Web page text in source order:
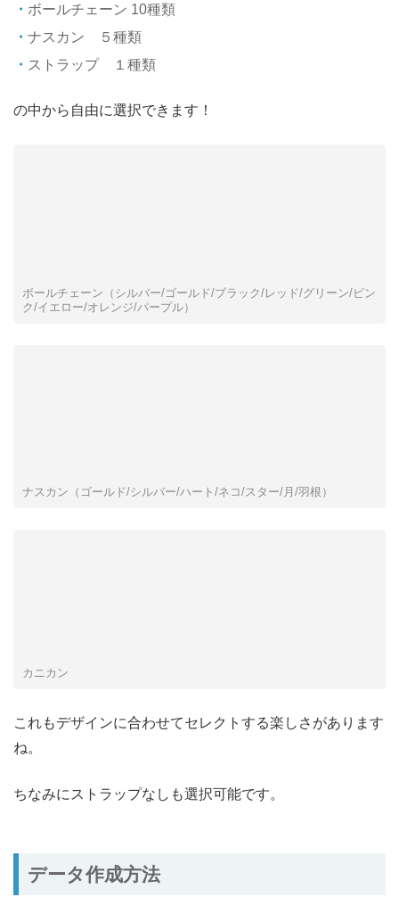
ボールチェーン 10種類
ナスカン ５種類
ストラップ １種類
の中から自由に選択できます！
ボールチェーン（シルバー/ゴールド/ブラック/レッド/グリーン/ピン
ク/イエロー/オレンジ/パープル）
ナスカン（ゴールド/シルバー/ハート/ネコ/スター/月/羽根）
カニカン
これもデザインに合わせてセレクトする楽しさがあります
ね。
ちなみにストラップなしも選択可能です。
データ作成方法